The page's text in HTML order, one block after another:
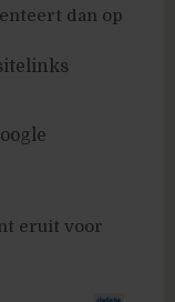
dan op
eruit voor